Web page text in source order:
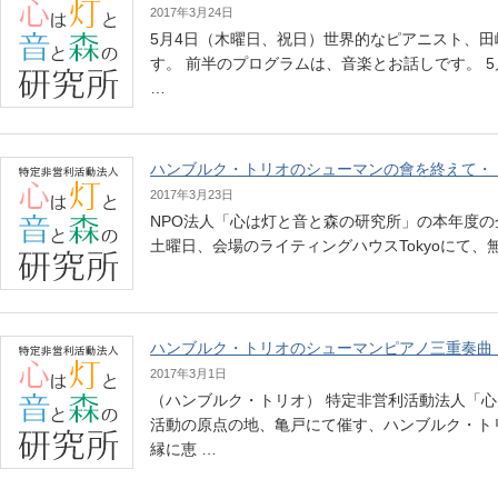
2017年3月24日
5月4日（木曜日、祝日）世界的なピアニスト、
す。 前半のプログラムは、音楽とお話しです。
ハンブルク・トリオのシューマンの會を終えて・
2017年3月23日
NPO法人「心は灯と音と森の研究所」の本年度
土曜日、会場のライティングハウスTokyoにて
ハンブルク・トリオのシューマンピアノ三重奏
2017年3月1日
（ハンブルク・トリオ） 特定非営利活動法人「
活動の原点の地、亀戸にて催す、ハンブルク・
縁に恵 …